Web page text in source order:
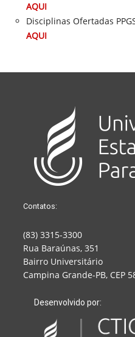
AQUI
Disciplinas Ofertadas
AQUI
Contatos:
(83) 3315-3300
Rua Baraúnas, 351
Bairro Universitário
Campina Grande-PB, CEP
Desenvolvido por: